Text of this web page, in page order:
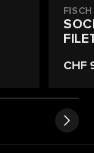
FISCH
CHF